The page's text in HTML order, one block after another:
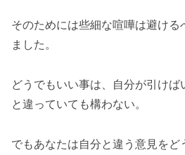
そのためには些細な喧嘩は避ける
ました。
どうでもいい事は、自分が引け
と違っていても構わない。
でもあなたは自分と違う意見を